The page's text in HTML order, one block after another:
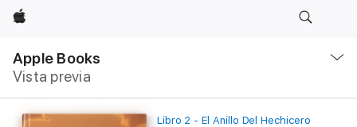
Apple
Apple Books
Vista previa
local
Abrir
Libro 2 - El Anillo Del Hechicero